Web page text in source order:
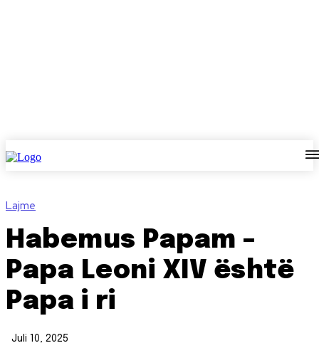
Lajme
Habemus Papam –
Papa Leoni XIV është
Papa i ri
Juli 10, 2025